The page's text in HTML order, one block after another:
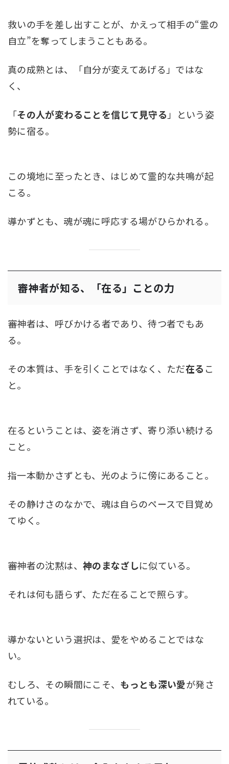
救いの手を差し出すことが、かえって相手の“霊の
自立”を奪ってしまうこともある。
真の成熟とは、「自分が変えてあげる」ではな
く、
「その人が変わることを信じて見守る 」という姿
勢に宿る。
この境地に至ったとき、はじめて霊的な共鳴が起
こる。
導かずとも、魂が魂に呼応する場がひらかれる。
審神者が知る、「在る」ことの力
審神者は、呼びかける者であり、待つ者でもあ
る。
その本質は、手を引くことではなく、ただ在る こ
と。
在るということは、姿を消さず、寄り添い続ける
こと。
指一本動かさずとも、光のように傍にあること。
その静けさのなかで、魂は自らのペースで目覚め
てゆく。
審神者の沈黙は、 神のまなざしに似ている。
それは何も語らず、ただ在ることで照らす。
導かないという選択は、愛をやめることではな
い。
むしろ、その瞬間にこそ、 もっとも深い愛が発さ
れている。